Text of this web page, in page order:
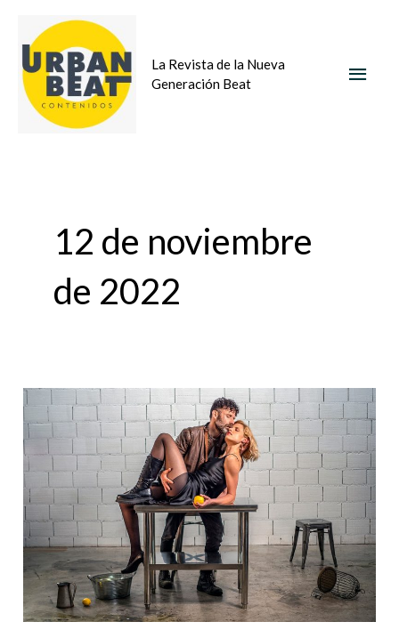
contenido
La Revista de la Nueva
Generación Beat
12 de noviembre
de 2022
1888.
Señorita
Julia,
de
Strindberg
en
el
Teatro
Lara